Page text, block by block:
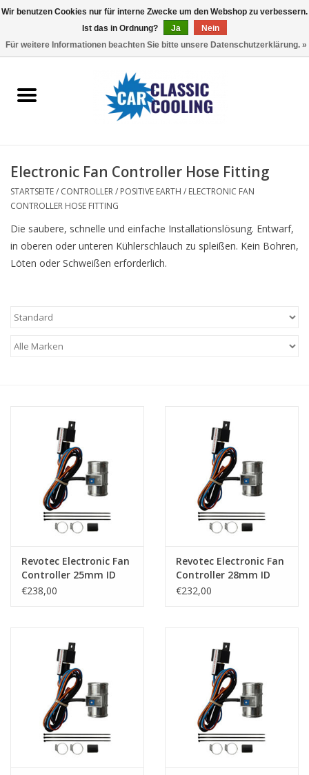
Komplette Kits
Accessoires
Angebot
Electronic Fan Controller Hose Fitting
STARTSEITE/ CONTROLLER/ POSITIVE EARTH / ELECTRONIC FAN
CONTROLLER HOSE FITTING
Die saubere, schnelle und einfache Installationslösung. Entwarf,
in oberen oder unteren Kühlerschlauch zu spleißen. Kein Bohren,
Löten oder Schweißen erforderlich.
Revotec Electronic Fan
Controller 25mm ID
Hose
€238,00
Revotec Electronic Fan
Controller 28mm ID
Hose
€232,00
Wir benutzen Cookies nur für interne Zwecke um den Webshop zu verbessern.
Ist das in Ordnung?
Ja
Nein
Für weitere Informationen beachten Sie bitte unsere Datenschutzerklärung. »